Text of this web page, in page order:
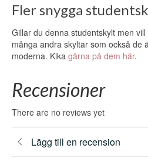
Fler snygga
Gillar du denna studentskylt men
många andra skyltar som också de
moderna. Kika gärna på dem här.
Recensioner
There are no reviews yet
Lägg till en recension